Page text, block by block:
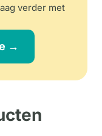
verder met
→